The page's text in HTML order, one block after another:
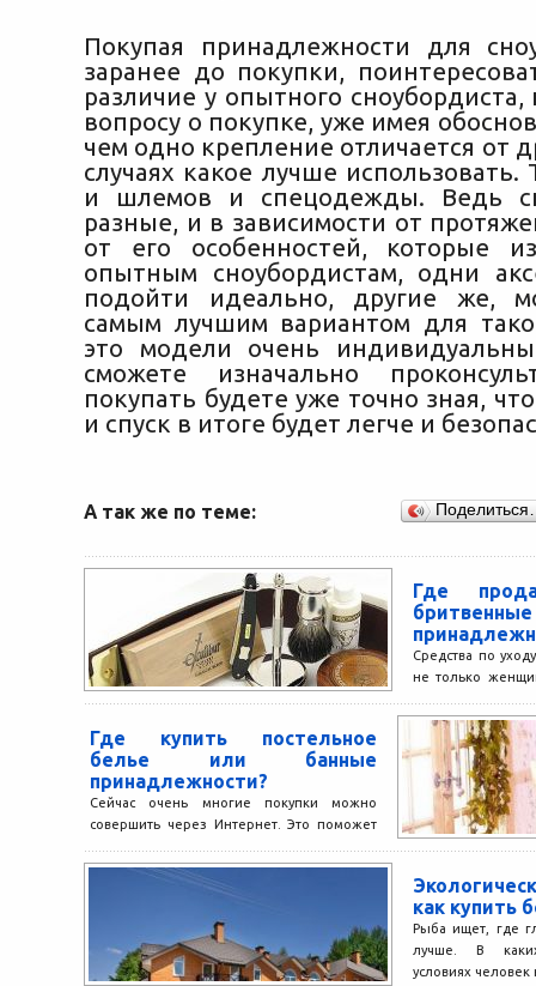
Покупая принадлежности для
заранее до покупки,
различие у опытного
вопросу о покупке, уже имея
чем одно крепление отличается от
случаях какое лучше использовать.
и шлемов и спецодежды. Ведь
разные, и в зависимости от
от его особенностей, которые
опытным сноубордистам, одни
подойти идеально, другие же,
самым лучшим вариантом для
это модели очень
сможете изначально
покупать будете уже точно зная,
и спуск в итоге будет легче и
А так же по теме:
Где
бритвенные
Средства по
не только
говорить о
Где купить постельное
белье или банные
принадлежности?
Сейчас очень многие покупки можно
совершить через Интернет. Это поможет
необходимости объезжать множество
магазинов в поисках...
как купить
Рыба ищет, где
лучше. В
условиях